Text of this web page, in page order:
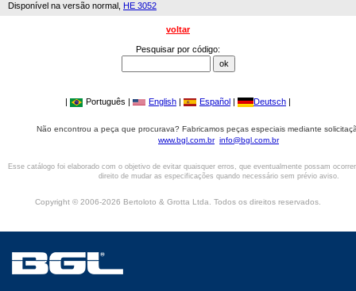
Disponível na versão normal, HE 3052
voltar
Pesquisar por código:
| Português | English | Español | Deutsch |
Não encontrou a peça que procurava? Fabricamos peças especiais mediante
www.bgl.com.br info@bgl.com.br
Esse catálogo foi elaborado com o objetivo de evitar quaisquer erros, que eventualmente possam
direito de mudar as especificações quando necessário sem prévio aviso.
Copyright © 2006-2026 Bertoloto & Grotta Ltda. Todos os direitos reservados.